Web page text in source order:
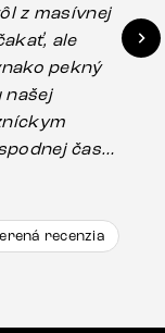
z masívnej
ale
pekný
našej
časti
pristúpili
Delife
recenzia